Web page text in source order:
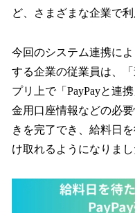
ど、さまざまな企業で利
今回のシステム連携に
する企業の従業員は、
プリ上で「PayPayと連
金用口座情報などの必
きを完了でき、給料日
け取れるようになりまし